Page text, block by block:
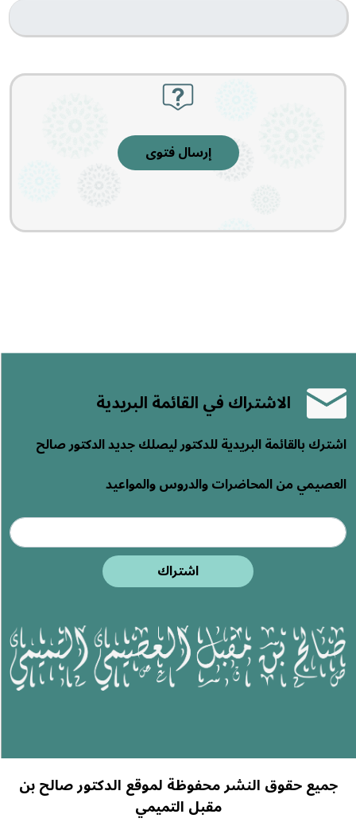
إرسال فتوى
الاشتراك في القائمة البريدية
اشترك بالقائمة البريدية للدكتور ليصلك جديد الدكتور صالح
العصيمي من المحاضرات والدروس والمواعيد
اشتراك
جميع حقوق النشر محفوظة لموقع الدكتور صالح بن
مقبل التميمي